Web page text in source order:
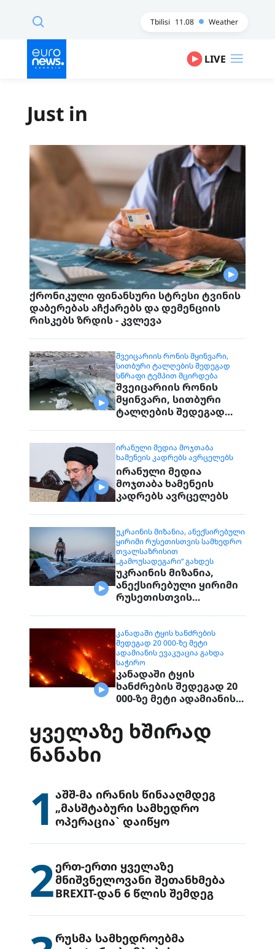
Tbilisi 11.08 Weather
LIVE
Just in
ქრონიკული ფინანსური სტრესი ტვინის
დაბერებას აჩქარებს და დემენციის
რისკებს ზრდის - კვლევა
ᲨᲕᲔᲘᲪᲐᲠᲘᲘᲡ ᲠᲝᲜᲘᲡ ᲛᲧᲘᲜᲕᲐᲠᲘ,
ᲡᲘᲗᲑᲣᲠᲘ ᲢᲐᲚᲦᲔᲑᲘᲡ ᲨᲔᲓᲔᲒᲐᲓ
ᲡᲬᲠᲐᲤᲘ ᲢᲔᲛᲞᲘᲗ ᲛᲪᲘᲠᲓᲔᲑᲐ
შვეიცარიის რონის
მყინვარი, სითბური
ტალღების შედეგად
ᲘᲠᲐᲜᲣᲚᲘ ᲛᲔᲓᲘᲐ ᲛᲝᲯᲗᲐᲑᲐ
ᲮᲐᲛᲔᲜᲔᲘᲡ ᲙᲐᲓᲠᲔᲑᲡ ᲐᲕᲠᲪᲔᲚᲔᲑᲡ
ირანული მედია
მოჯთაბა ხამენეის
კადრებს ავრცელებს
ᲣᲙᲠᲐᲘᲜᲘᲡ ᲛᲘᲖᲐᲜᲘᲐ, ᲐᲜᲔᲥᲡᲘᲠᲔᲑᲣᲚᲘ
ᲧᲘᲠᲘᲛᲘ ᲠᲣᲡᲔᲗᲘᲡᲗᲕᲘᲡ ᲡᲐᲛᲮᲔᲓᲠᲝ
ᲗᲕᲐᲚᲡᲐᲖᲠᲘᲡᲘᲗ
„ᲒᲐᲛᲝᲣᲡᲐᲓᲔᲒᲐᲠᲘ“ ᲒᲐᲮᲓᲔᲡ
უკრაინის მიზანია,
ანექსირებული ყირიმი
რუსეთისთვის
„გამოუსადეგარი“
გახდეს
ᲙᲐᲜᲐᲓᲐᲨᲘ ᲢᲧᲘᲡ ᲮᲐᲜᲫᲠᲔᲑᲘᲡ
ᲨᲔᲓᲔᲒᲐᲓ 20 000-ᲖᲔ ᲛᲔᲢᲘ
ᲐᲓᲐᲛᲘᲐᲜᲘᲡ ᲔᲕᲐᲙᲣᲐᲪᲘᲐ ᲒᲐᲮᲓᲐ
ᲡᲐᲭᲘᲠᲝ
კანადაში ტყის
ხანძრების შედეგად 20
000-ზე მეტი ადამიანის
საჭირო
ᲧᲕᲔᲚᲐᲖᲔ ᲮᲨᲘᲠᲐᲓ
ᲜᲐᲜᲐᲮᲘ
1 აშშ-მა ირანის წინააღმდეგ
„მასშტაბური სამხედრო
ოპერაცია` დაიწყო
2ერთ-ერთი ყველაზე
მნიშვნელოვანი შეთანხმება
BREXIT-დან 6 წლის შემდეგ
რუსმა სამხედროებმა